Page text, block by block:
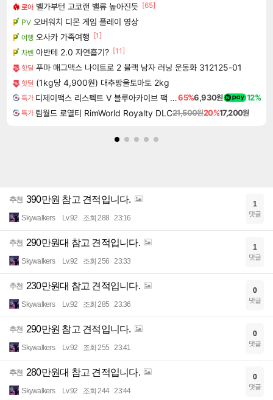
로아 벨가부턴 고코랜 밸류 높아진듯 [65]
PV 오버워치 디몬 게임 플레이 영상
여행 오사카 가족여행 [1]
차벤 아반테 2.0 자연흡기? [11]
핫딜 푸마 매그맥스 나이트로 2 블랙 남자 러닝 운동화 312125-01
핫딜 (1kg당 4,900원) 대추방울토마토 2kg
특가 디제이맥스 리스펙트 V 블루아카이브 팩 DJMAX RESPECT V Blue Archive Pack DLC65%6,930원 12%
특가 림월드 로열티 RimWorld Royalty DLC21,500원20%17,200원
추천 390만원 참고 견적입니다.
Skywalkers Lv.92 조회 288 23:16
1
댓글
추천 290만원대 참고 견적입니다.
Skywalkers Lv.92 조회 256 23:33
1
댓글
추천 230만원대 참고 견적입니다.
Skywalkers Lv.92 조회 285 23:36
0
댓글
추천 290만원 참고 견적입니다.
Skywalkers Lv.92 조회 255 23:41
0
댓글
추천 280만원대 참고 견적입니다.
Skywalkers Lv.92 조회 244 23:44
0
댓글